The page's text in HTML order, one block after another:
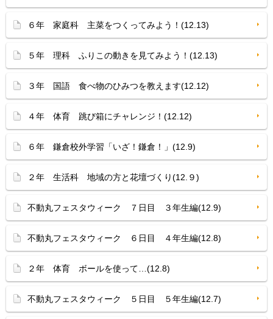
６年 家庭科 主菜をつくってみよう！(12.13)
５年 理科 ふりこの動きを見てみよう！(12.13)
３年 国語 食べ物のひみつを教えます(12.12)
４年 体育 跳び箱にチャレンジ！(12.12)
６年 鎌倉校外学習「いざ！鎌倉！」(12.9)
２年 生活科 地域の方と花壇づくり(12.９)
不動丸フェスタウィーク ７日目 ３年生編(12.9)
不動丸フェスタウィーク ６日目 ４年生編(12.8)
２年 体育 ボールを使って…(12.8)
不動丸フェスタウィーク ５日目 ５年生編(12.7)